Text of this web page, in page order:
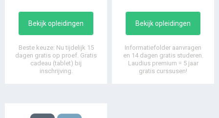
Bekijk opleidingen
Beste keuze: Nu tijdelijk 15
dagen gratis op proef. Gratis
cadeau (tablet) bij
inschrijving.
Bekijk opleidingen
Informatiefolder aanvragen
en 14 dagen gratis studeren.
Laudius premium = 5 jaar
gratis curssusen!